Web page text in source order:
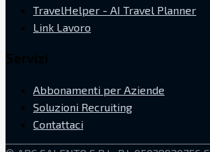
TravelHelper - AI Travel Planner
Link Lavoro
Abbonamenti per Aziende
Soluzioni Recruiting
Contattaci